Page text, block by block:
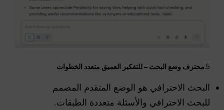
5. محترف وضع البحث – للتفكير العميق متعدد الخطوات
البحث الاحترافي هو الوضع المتقدم المصمم
للبحث الاحترافي والأسئلة متعددة الطبقات.